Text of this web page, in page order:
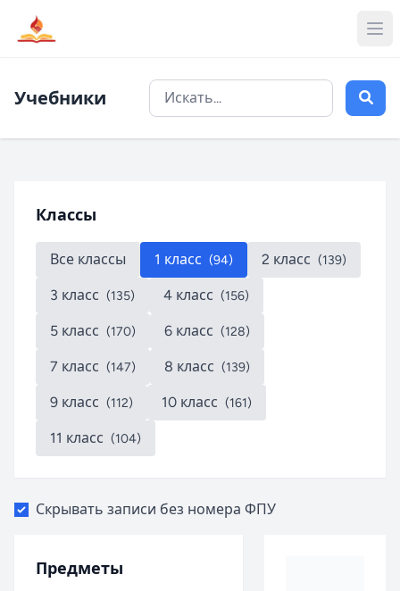
Учебники
Классы
Все классы 1 класс (94) 2 класс (139)
3 класс (135) 4 класс (156)
5 класс (170) 6 класс (128)
7 класс (147) 8 класс (139)
9 класс (112) 10 класс (161)
11 класс (104)
Скрывать записи без номера ФПУ
Предметы